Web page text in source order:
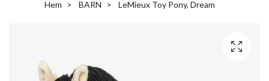
Hem BARN LeMieux Toy Pony, Dream